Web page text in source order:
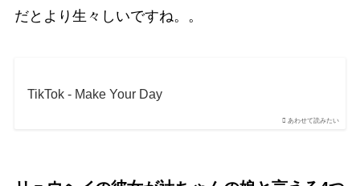
だとより生々しいですね。。
あわせて読みたい
TikTok - Make Your Day